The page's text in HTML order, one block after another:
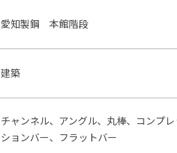
愛知製鋼 本館階段
建築
チャンネル、アングル、丸棒、コンプ
ションバー、フラットバー